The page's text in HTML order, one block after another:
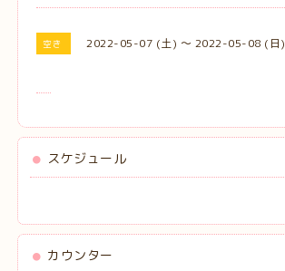
空き 2022-05-07 (土) ～ 2022-05-08 (日)
スケジュール
カウンター